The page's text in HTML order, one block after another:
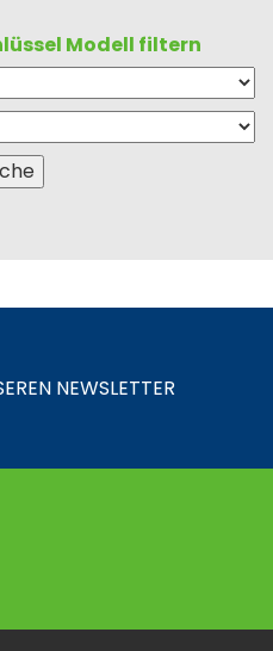
Modell filtern
NEWSLETTER